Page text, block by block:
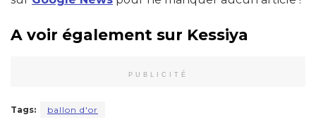
A voir également sur Kessiya
PUBLICITÉ
Tags: ballon d'or